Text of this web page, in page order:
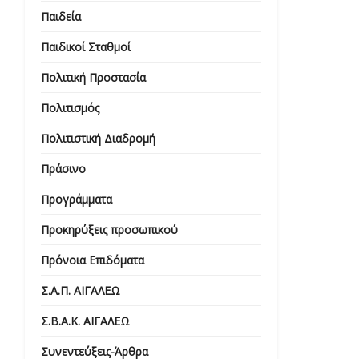
Παιδεία
Παιδικοί Σταθμοί
Πολιτική Προστασία
Πολιτισμός
Πολιτιστική Διαδρομή
Πράσινο
Προγράμματα
Προκηρύξεις προσωπικού
Πρόνοια Επιδόματα
Σ.Α.Π. ΑΙΓΑΛΕΩ
Σ.Β.Α.Κ. ΑΙΓΑΛΕΩ
Συνεντεύξεις-Άρθρα